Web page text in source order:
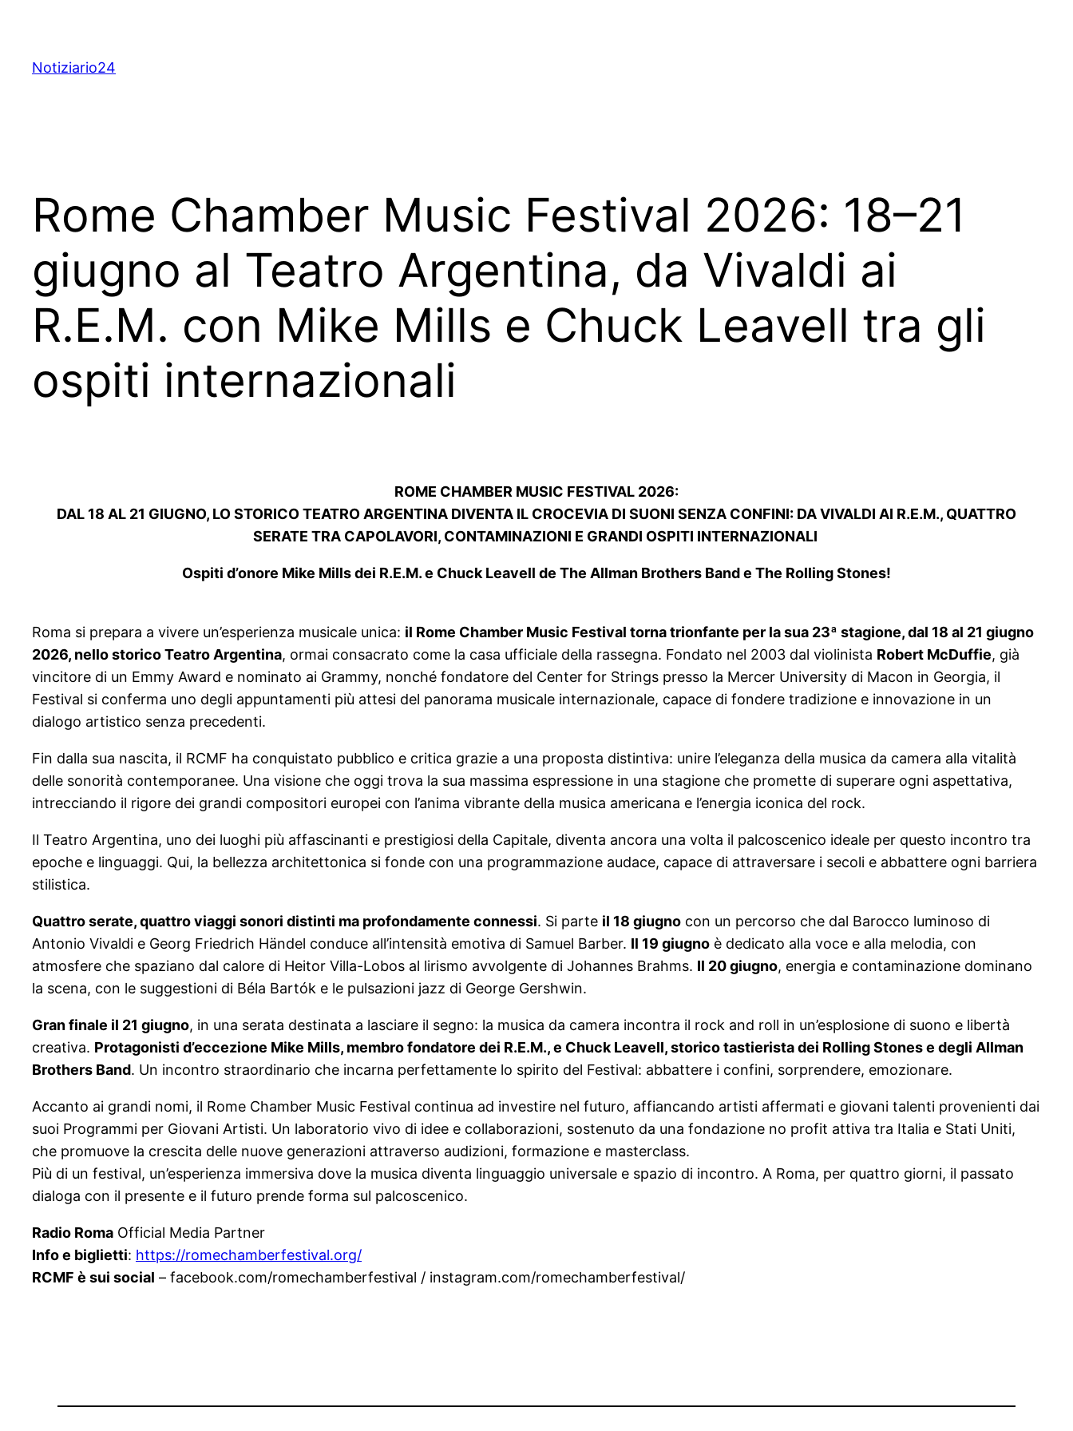
content
Notiziario24
Rome Chamber Music Festival 2026: 18–21
giugno al Teatro Argentina, da Vivaldi ai
R.E.M. con Mike Mills e Chuck Leavell tra gli
ospiti internazionali
ROME CHAMBER MUSIC FESTIVAL 2026:
DAL 18 AL 21 GIUGNO, LO STORICO TEATRO ARGENTINA DIVENTA IL CROCEVIA DI SUONI SENZA CONFINI: DA VIVALDI AI R.E.M., QUATTRO
SERATE TRA CAPOLAVORI, CONTAMINAZIONI E GRANDI OSPITI INTERNAZIONALI
Ospiti d’onore Mike Mills dei R.E.M. e Chuck Leavell de The Allman Brothers Band e The Rolling Stones!
Roma si prepara a vivere un’esperienza musicale unica: il Rome Chamber Music Festival torna trionfante per la sua 23ª stagione, dal 18 al 21 giugno
2026, nello storico Teatro Argentina, ormai consacrato come la casa ufficiale della rassegna. Fondato nel 2003 dal violinista Robert McDuffie, già
vincitore di un Emmy Award e nominato ai Grammy, nonché fondatore del Center for Strings presso la Mercer University di Macon in Georgia, il
Festival si conferma uno degli appuntamenti più attesi del panorama musicale internazionale, capace di fondere tradizione e innovazione in un
dialogo artistico senza precedenti.
Fin dalla sua nascita, il RCMF ha conquistato pubblico e critica grazie a una proposta distintiva: unire l’eleganza della musica da camera alla vitalità
delle sonorità contemporanee. Una visione che oggi trova la sua massima espressione in una stagione che promette di superare ogni aspettativa,
intrecciando il rigore dei grandi compositori europei con l’anima vibrante della musica americana e l’energia iconica del rock.
Il Teatro Argentina, uno dei luoghi più affascinanti e prestigiosi della Capitale, diventa ancora una volta il palcoscenico ideale per questo incontro tra
epoche e linguaggi. Qui, la bellezza architettonica si fonde con una programmazione audace, capace di attraversare i secoli e abbattere ogni barriera
stilistica.
Quattro serate, quattro viaggi sonori distinti ma profondamente connessi. Si parte il 18 giugno con un percorso che dal Barocco luminoso di
Antonio Vivaldi e Georg Friedrich Händel conduce all’intensità emotiva di Samuel Barber. Il 19 giugno è dedicato alla voce e alla melodia, con
atmosfere che spaziano dal calore di Heitor Villa-Lobos al lirismo avvolgente di Johannes Brahms. Il 20 giugno, energia e contaminazione dominano
la scena, con le suggestioni di Béla Bartók e le pulsazioni jazz di George Gershwin.
Gran finale il 21 giugno, in una serata destinata a lasciare il segno: la musica da camera incontra il rock and roll in un’esplosione di suono e libertà
creativa. Protagonisti d’eccezione Mike Mills, membro fondatore dei R.E.M., e Chuck Leavell, storico tastierista dei Rolling Stones e degli Allman
Brothers Band. Un incontro straordinario che incarna perfettamente lo spirito del Festival: abbattere i confini, sorprendere, emozionare.
Accanto ai grandi nomi, il Rome Chamber Music Festival continua ad investire nel futuro, affiancando artisti affermati e giovani talenti provenienti dai
suoi Programmi per Giovani Artisti. Un laboratorio vivo di idee e collaborazioni, sostenuto da una fondazione no profit attiva tra Italia e Stati Uniti,
che promuove la crescita delle nuove generazioni attraverso audizioni, formazione e masterclass.
Più di un festival, un’esperienza immersiva dove la musica diventa linguaggio universale e spazio di incontro. A Roma, per quattro giorni, il passato
dialoga con il presente e il futuro prende forma sul palcoscenico.
Radio Roma Official Media Partner
Info e biglietti: https://romechamberfestival.org/
RCMF è sui social – facebook.com/romechamberfestival / instagram.com/romechamberfestival/